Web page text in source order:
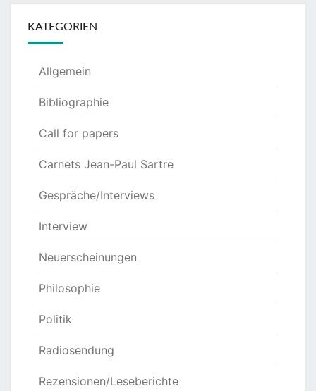
KATEGORIEN
Allgemein
Bibliographie
Call for papers
Carnets Jean-Paul Sartre
Gespräche/Interviews
Interview
Neuerscheinungen
Philosophie
Politik
Radiosendung
Rezensionen/Leseberichte